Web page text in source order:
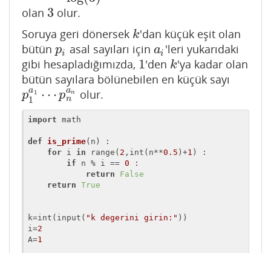
olan 3
3 olur.
Soruya geri dönersek k
k'dan küçük eşit olan
bütün pi
pi asal sayıları için ai
ai 'leri yukarıdaki
gibi hesapladığımızda, 1
1'den k
k'ya kadar olan
bütün sayılara bölünebilen en küçük sayı
pa1
1 ⋯ pan
n
p1a 1 ⋯pna n
olur.
import math
def is_prime(n)
:
for i in range( 2 ,int(n**0.5 )+1 ) :
if n % i == 0 :
return
False
return True
k=int(input( "k degerini girin:" ))
i=2
A=1